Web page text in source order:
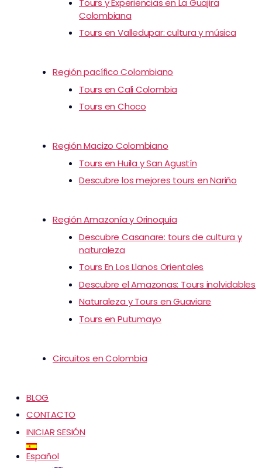
Colombiana
Tours en Valledupar: cultura y música
Región pacífico Colombiano
Tours en Cali Colombia
Tours en Choco
Región Macizo Colombiano
Tours en Huila y San Agustín
Descubre los mejores tours en Nariño
Región Amazonía y Orinoquía
Descubre Casanare: tours de cultura y
naturaleza
Tours En Los Llanos Orientales
Descubre el Amazonas: Tours inolvidables
Naturaleza y Tours en Guaviare
Tours en Putumayo
Circuitos en Colombia
BLOG
CONTACTO
INICIAR SESIÓN
Español